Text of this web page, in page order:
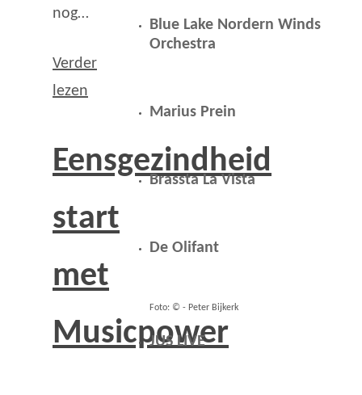
nog…
Verder
lezen
Eensgezindheid
start
met
Musicpower
Blue Lake Nordern Winds
Orchestra
Marius Prein
Brassta La Vista
De Olifant
Foto: © - Peter Bijkerk
JUS LIVE